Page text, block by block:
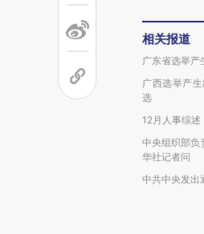
相关报道
广东省选举产
广西选举产
选
12月人事综述
中央组织部负
华社记者问
中共中央发出